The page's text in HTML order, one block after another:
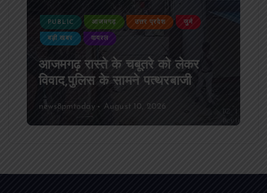
PUBLIC आजमगढ़ उत्तर प्रदेश जुर्म
बड़ी खबर वायरल
आजमगढ़ रास्ते के चबूतरे को लेकर
विवाद,पुलिस के सामने पत्थरबाजी
news8pmtoday August 10, 2026